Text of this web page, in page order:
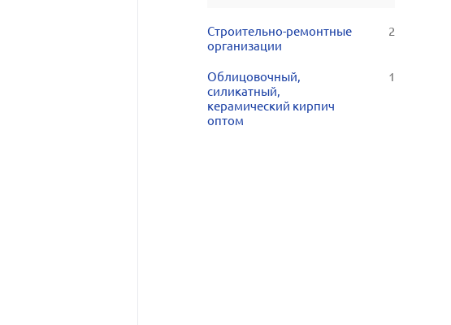
Строительно-ремонтные
организации
2
Облицовочный,
силикатный,
керамический кирпич
оптом
1